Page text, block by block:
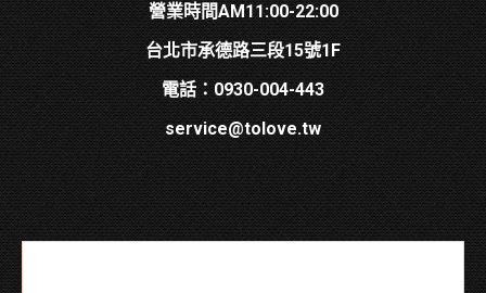
營業時間AM11:00-22:00
台北市承德路三段15號1F
電話：0930-004-443
service@tolove.tw